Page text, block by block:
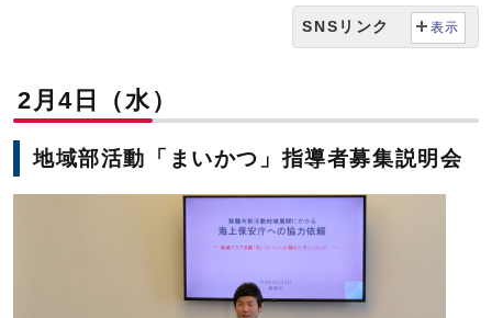
SNSリンク 表示
2月4日（水）
地域部活動「まいかつ」指導者募集説明会